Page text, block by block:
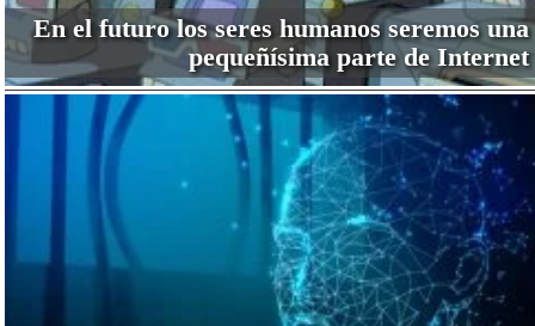
En el futuro los seres humanos seremos una
pequeñísima parte de Internet